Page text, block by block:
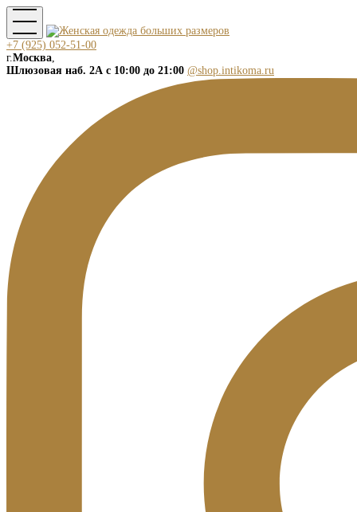
+7 (925) 052-51-00
г.Москва,
Шлюзовая наб. 2А с 10:00 до 21:00 @shop.intikoma.ru